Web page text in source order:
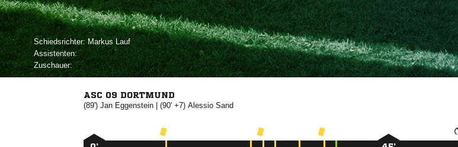
Schiedsrichter: 
Assistenten:
Zuschauer:
ASC 09 DORTMUND
(89') | (90' +7) 